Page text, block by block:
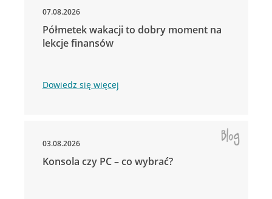
07.08.2026
Półmetek wakacji to dobry moment na
lekcje finansów
Dowiedz się więcej
03.08.2026
Konsola czy PC – co wybrać?